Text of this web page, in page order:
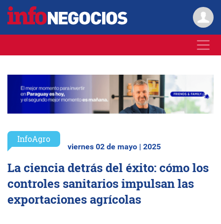
InfoAgro
viernes 02 de mayo | 2025
La ciencia detrás del éxito: cómo los
controles sanitarios impulsan las
exportaciones agrícolas